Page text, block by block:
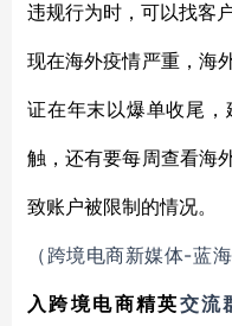
违规行为时，可以找客
现在海外疫情严重，海
证在年末以爆单收尾
触，还有要每周查看海
致账户被限制的情况。
（跨境电商新媒体-蓝
入 跨境电商精英交流